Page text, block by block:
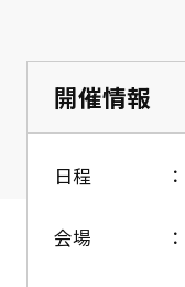
開催情報
日程
会場